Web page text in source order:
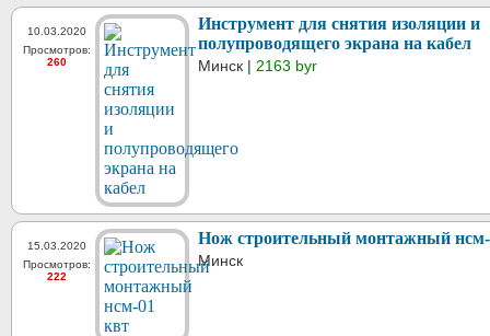
10.03.2020
Просмотров:
260
Инструмент для снятия изоляции и
полупроводящего экрана на кабел
Минск | 2163 byr
15.03.2020
Просмотров:
222
Нож строительный монтажный нсм-
Минск